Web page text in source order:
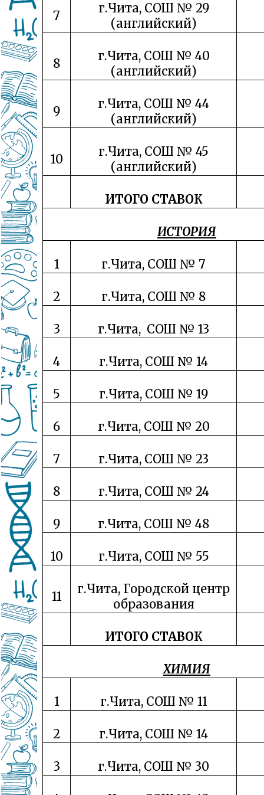
7
г.Чита, СОШ № 29
(английский)
8
г.Чита, СОШ № 40
(английский)
9
г.Чита, СОШ № 44
(английский)
10
г.Чита, СОШ № 45
(английский)
ИТОГО СТАВОК
ИСТОРИЯ
1 г.Чита, СОШ № 7
2 г.Чита, СОШ № 8
3 г.Чита, СОШ № 13
4 г.Чита, СОШ № 14
5 г.Чита, СОШ № 19
6 г.Чита, СОШ № 20
7 г.Чита, СОШ № 23
8 г.Чита, СОШ № 24
9 г.Чита, СОШ № 48
10 г.Чита, СОШ № 55
11
г.Чита, Городской центр
образования
ИТОГО СТАВОК
ХИМИЯ
1 г.Чита, СОШ № 11
2 г.Чита, СОШ № 14
3 г.Чита, СОШ № 30